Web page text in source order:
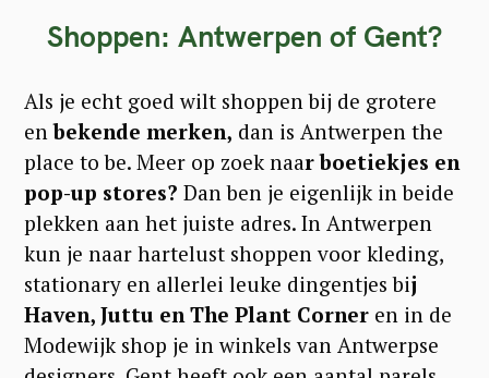
Shoppen: Antwerpen of Gent?
Als je echt goed wilt shoppen bij de grotere
enbekende merken, dan is Antwerpen the
place to be. Meer op zoek naar boetiekjes en
pop-up stores? Dan ben je eigenlijk in beide
plekken aan het juiste adres. In Antwerpen
kun je naar hartelust shoppen voor kleding,
stationary en allerlei leuke dingentjes bij
Haven, Juttu en The Plant Corner en in de
Modewijk shop je in winkels van Antwerpse